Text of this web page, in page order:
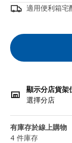
適用便利箱宅
顯示分店貨架
選擇分店
有庫存於線上購物
4 件庫存